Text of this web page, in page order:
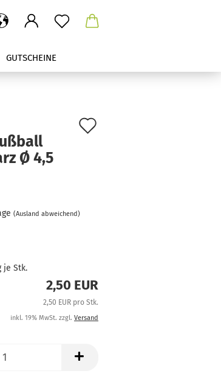
GUTSCHEINE
Ø 4,5
(Ausland abweichend)
je Stk.
2,50 EUR
2,50 EUR pro Stk.
inkl. 19% MwSt. zzgl. Versand